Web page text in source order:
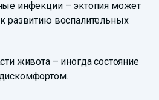
инфекции – эктопия может
развитию воспалительных
живота – иногда состояние